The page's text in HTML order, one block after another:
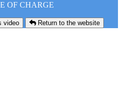
OF CHARGE
video Return to the website